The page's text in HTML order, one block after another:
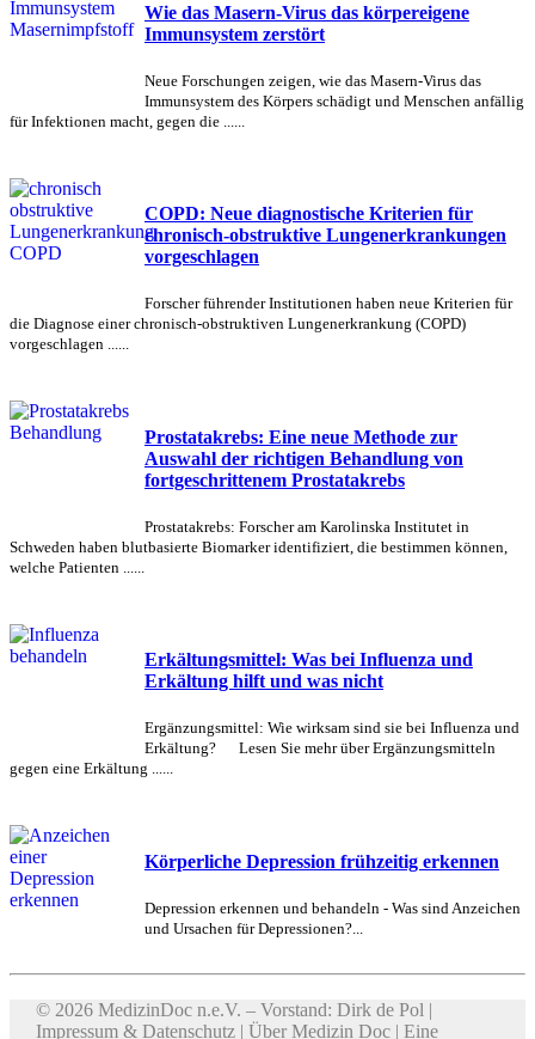
Wie das Masern-Virus das körpereigene
Immunsystem zerstört
Neue Forschungen zeigen, wie das Masern-Virus das
Immunsystem des Körpers schädigt und Menschen anfällig
für Infektionen macht, gegen die ......
COPD: Neue diagnostische Kriterien für
chronisch-obstruktive Lungenerkrankungen
vorgeschlagen
Forscher führender Institutionen haben neue Kriterien für
die Diagnose einer chronisch-obstruktiven Lungenerkrankung (COPD)
vorgeschlagen ......
Prostatakrebs: Eine neue Methode zur
Auswahl der richtigen Behandlung von
fortgeschrittenem Prostatakrebs
Prostatakrebs: Forscher am Karolinska Institutet in
Schweden haben blutbasierte Biomarker identifiziert, die bestimmen können,
welche Patienten ......
Erkältungsmittel: Was bei Influenza und
Erkältung hilft und was nicht
Ergänzungsmittel: Wie wirksam sind sie bei Influenza und
Erkältung? Lesen Sie mehr über Ergänzungsmitteln
gegen eine Erkältung ......
Körperliche Depression frühzeitig erkennen
Depression erkennen und behandeln - Was sind Anzeichen
und Ursachen für Depressionen?...
© 2026 MedizinDoc n.e.V. – Vorstand: Dirk de Pol |
Impressum & Datenschutz | Über Medizin Doc | Eine